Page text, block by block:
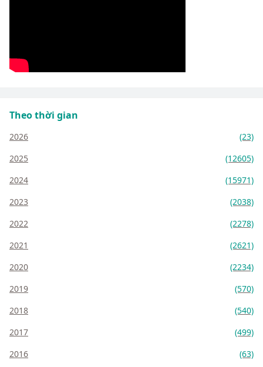
Theo thời gian
2026
(23)
2025
(12605)
2024
(15971)
2023
(2038)
2022
(2278)
2021
(2621)
2020
(2234)
2019
(570)
2018
(540)
2017
(499)
2016
(63)